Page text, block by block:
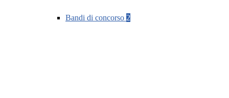
Bandi di concorso 2